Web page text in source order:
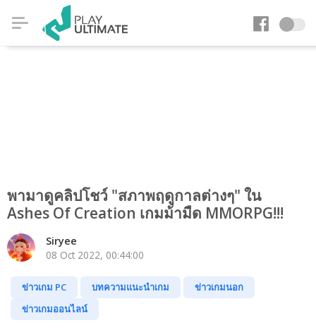
พามาดูคลิปโชว์ "สภาพฤดูกาลต่างๆ" ใน
Ashes Of Creation เกมม้ามืด MMORPG!!!
Siryee
08 Oct 2022, 00:44:00
ข่าวเกม PC บทความแนะนำเกม
ข่าวเกมนอก
ข่าวเกมออนไลน์